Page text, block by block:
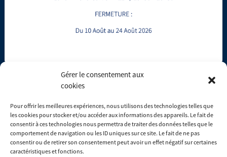
Gérer le consentement aux
cookies
Pour offrir les meilleures expériences, nous utilisons des technologies telles que
les cookies pour stocker et/ou accéder aux informations des appareils. Le fait de
consentir à ces technologies nous permettra de traiter des données telles que le
comportement de navigation ou les ID uniques sur ce site. Le fait de ne pas
consentir ou de retirer son consentement peut avoir un effet négatif sur certaines
caractéristiques et fonctions.
191 chemin des tilleuls - Videau à perroche
contact@com-europ-equipement.com
Du lundi au vendredi : 8h00 - 17h30
Consulter les conditions générales de ventes